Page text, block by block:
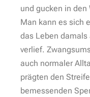
und gucken in den
Man kann es sich
das Leben damals
verlief.
auch normaler
prägten den
bemessenden